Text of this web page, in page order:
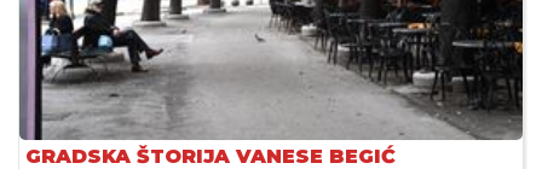
GRADSKA ŠTORIJA VANESE BEGIĆ